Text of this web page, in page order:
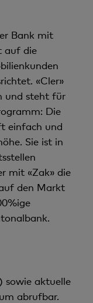
Bank mit
auf die
«Cler»
und steht für
Die
einfach und
Sie ist in
mit «Zak» die
den Markt
sowie aktuelle
abrufbar.